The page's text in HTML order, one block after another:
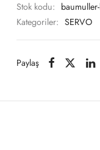
Stok kodu:
Kategoriler: SERVO
Paylaş